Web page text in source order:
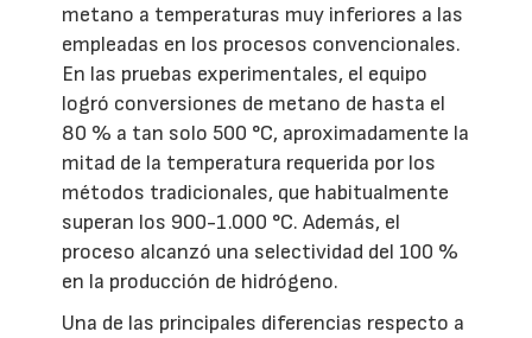
metano a temperaturas muy inferiores a las
empleadas en los procesos convencionales.
En las pruebas experimentales, el equipo
logró conversiones de metano de hasta el
80 % a tan solo 500 °C, aproximadamente la
mitad de la temperatura requerida por los
métodos tradicionales, que habitualmente
superan los 900-1.000 °C. Además, el
proceso alcanzó una selectividad del 100 %
en la producción de hidrógeno.
Una de las principales diferencias respecto a